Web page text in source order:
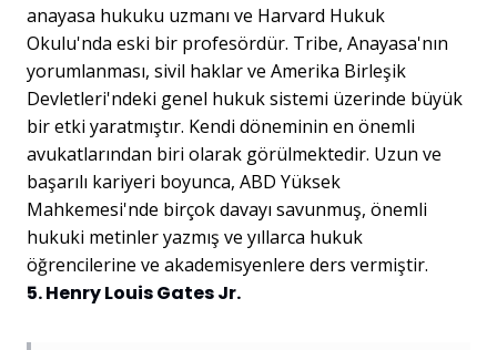
anayasa hukuku uzmanı ve Harvard Hukuk
Okulu'nda eski bir profesördür. Tribe, Anayasa'nın
yorumlanması, sivil haklar ve Amerika Birleşik
Devletleri'ndeki genel hukuk sistemi üzerinde büyük
bir etki yaratmıştır. Kendi döneminin en önemli
avukatlarından biri olarak görülmektedir. Uzun ve
başarılı kariyeri boyunca, ABD Yüksek
Mahkemesi'nde birçok davayı savunmuş, önemli
hukuki metinler yazmış ve yıllarca hukuk
öğrencilerine ve akademisyenlere ders vermiştir.
5. Henry Louis Gates Jr.